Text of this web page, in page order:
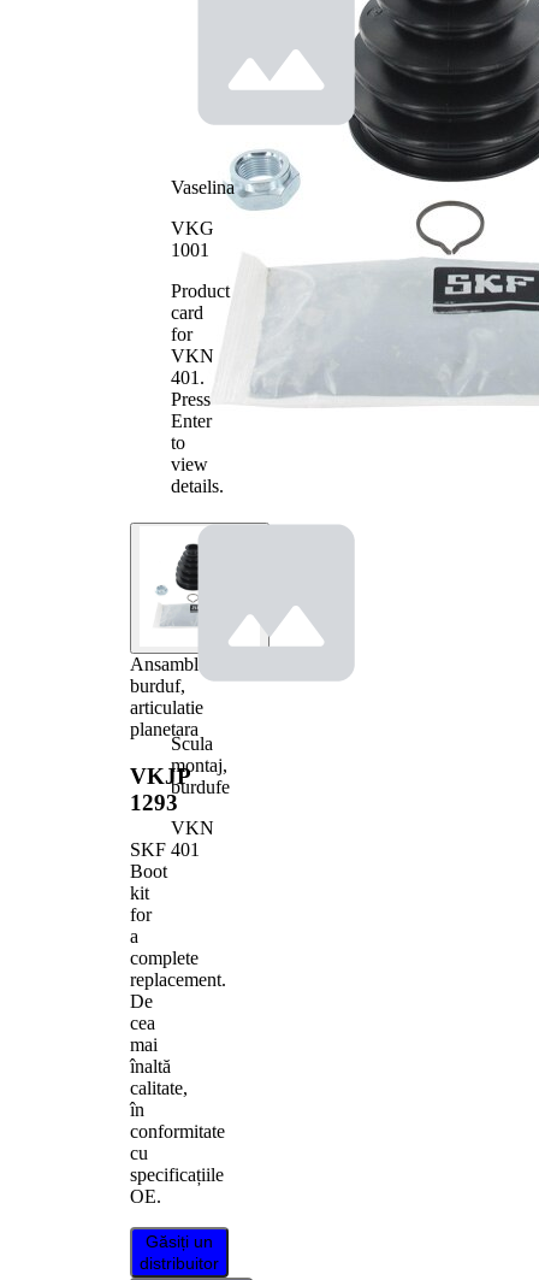
Ansamblu
burduf,
articulatie
planetara
VKJP
1293
SKF
Boot
kit
for
a
complete
replacement.
De
cea
mai
înaltă
calitate,
în
conformitate
cu
specificațiile
OE.
Găsiți un
distribuitor
Vaselina
VKG
1001
Product
card
for
VKN
401 .
Press
Enter
to
view
details.
Scula
montaj,
burdufe
VKN
401